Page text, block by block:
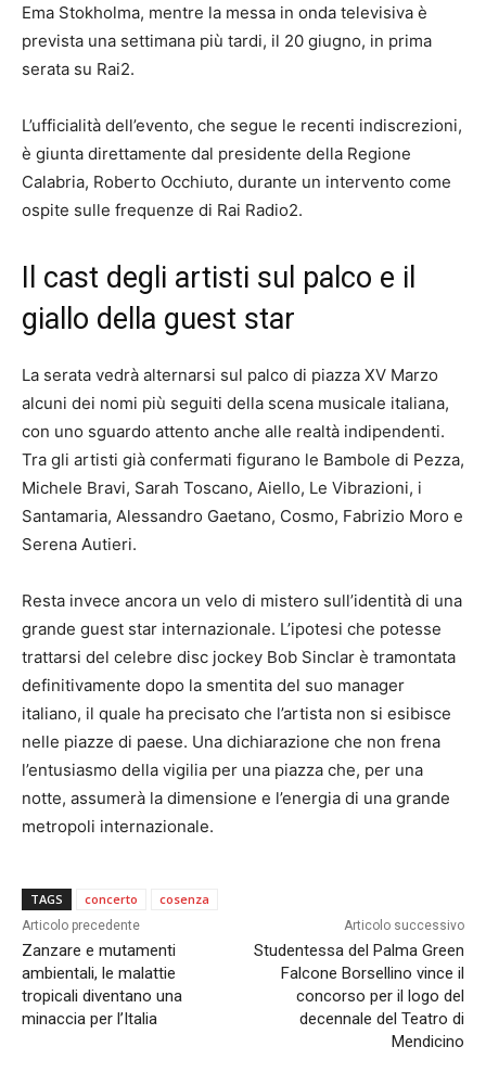
Ema Stokholma, mentre la messa in onda televisiva è
prevista una settimana più tardi, il 20 giugno, in prima
serata su Rai2.
L’ufficialità dell’evento, che segue le recenti indiscrezioni,
è giunta direttamente dal presidente della Regione
Calabria, Roberto Occhiuto, durante un intervento come
ospite sulle frequenze di Rai Radio2.
Il cast degli artisti sul palco e il
giallo della guest star
La serata vedrà alternarsi sul palco di piazza XV Marzo
alcuni dei nomi più seguiti della scena musicale italiana,
con uno sguardo attento anche alle realtà indipendenti.
Tra gli artisti già confermati figurano le Bambole di Pezza,
Michele Bravi, Sarah Toscano, Aiello, Le Vibrazioni, i
Santamaria, Alessandro Gaetano, Cosmo, Fabrizio Moro e
Serena Autieri.
Resta invece ancora un velo di mistero sull’identità di una
grande guest star internazionale. L’ipotesi che potesse
trattarsi del celebre disc jockey Bob Sinclar è tramontata
definitivamente dopo la smentita del suo manager
italiano, il quale ha precisato che l’artista non si esibisce
nelle piazze di paese. Una dichiarazione che non frena
l’entusiasmo della vigilia per una piazza che, per una
notte, assumerà la dimensione e l’energia di una grande
metropoli internazionale.
TAGS concerto cosenza
Articolo precedente
Zanzare e mutamenti
ambientali, le malattie
tropicali diventano una
minaccia per l’Italia
Articolo successivo
Studentessa del Palma Green
Falcone Borsellino vince il
concorso per il logo del
decennale del Teatro di
Mendicino